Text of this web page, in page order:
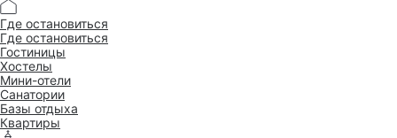
Где остановиться
Где остановиться
Гостиницы
Хостелы
Мини-отели
Санатории
Базы отдыха
Квартиры